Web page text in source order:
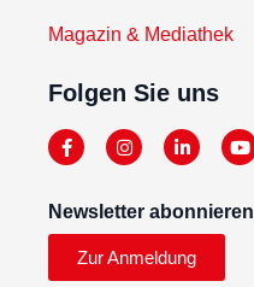
Magazin & Mediathek
Folgen Sie uns
Newsletter abonnieren
Zur Anmeldung